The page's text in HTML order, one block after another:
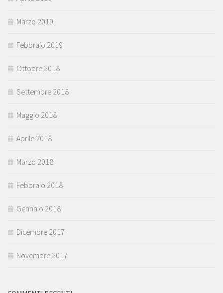
Marzo 2019
Febbraio 2019
Ottobre 2018
Settembre 2018
Maggio 2018
Aprile 2018
Marzo 2018
Febbraio 2018
Gennaio 2018
Dicembre 2017
Novembre 2017